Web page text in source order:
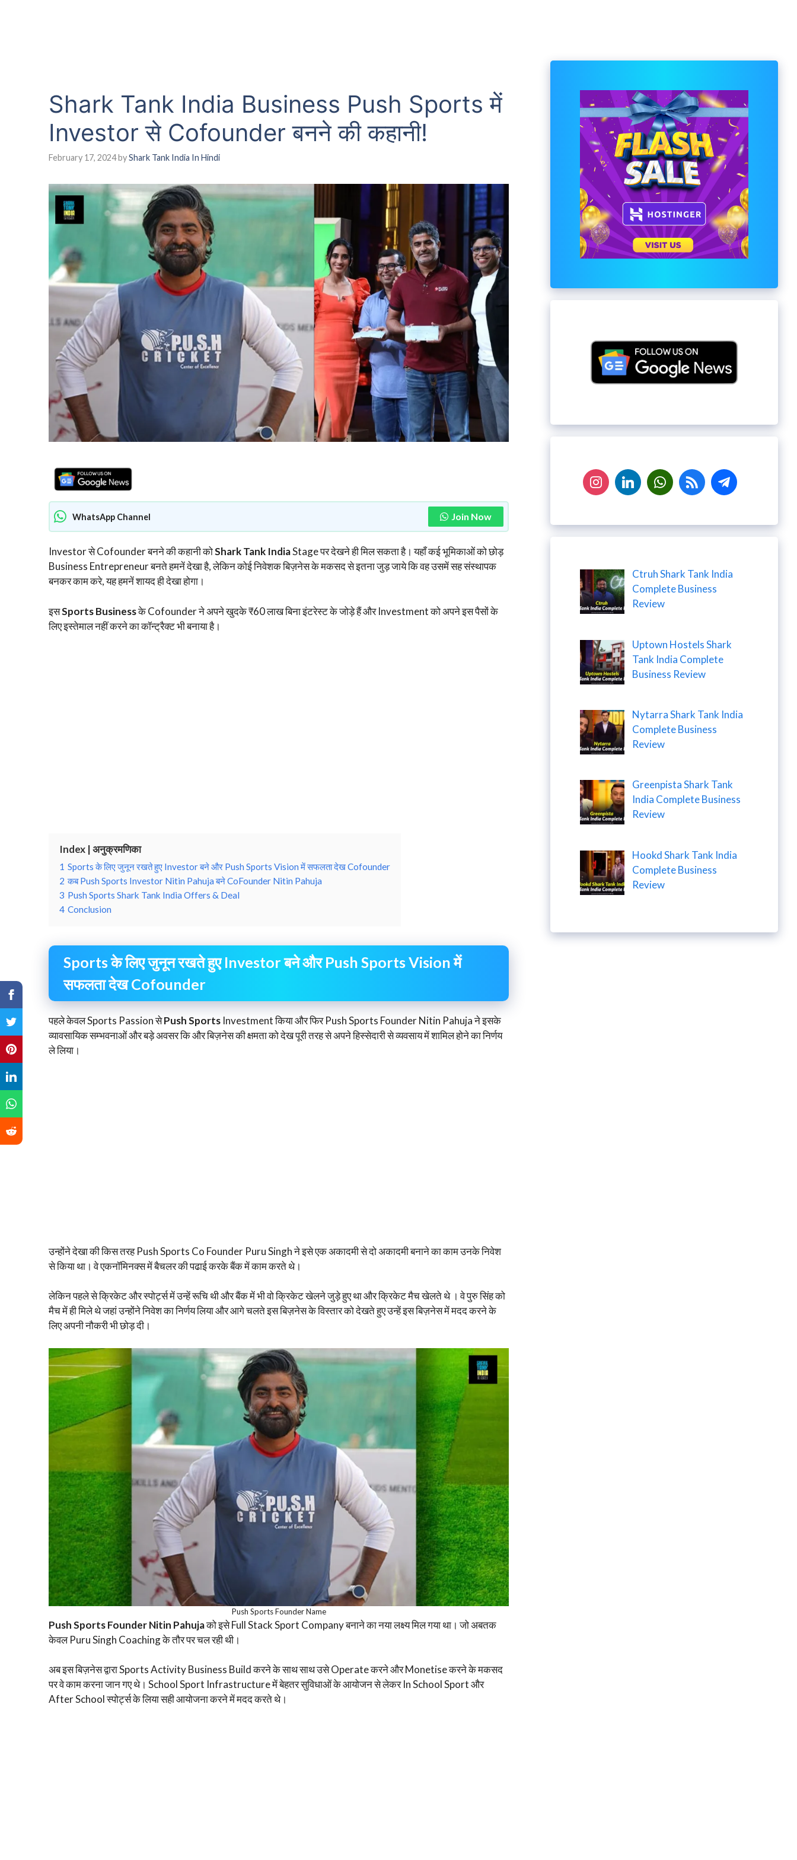
Shark Tank India Business Push Sports में
Investor से Cofounder बनने की कहानी!
February 17, 2024byShark Tank India In Hindi
WhatsApp Channel Join Now
Investor से Cofounder बनने की कहानी कोShark Tank IndiaStage पर देखने ही मिल सकता है। यहाँ कई भूमिकाओं को छोड़
Business Entrepreneur बनते हमनें देखा है, लेकिन कोई निवेशक बिज़नेस के मकसद से इतना जुड़ जाये कि वह उसमें सह संस्थापक
बनकर काम करे, यह हमनें शायद ही देखा होगा।
इसSports Businessके Cofounder ने अपने खुदके ₹60 लाख बिना इंटरेस्ट के जोड़े हैं और Investment को अपने इस पैसों के
लिए इस्तेमाल नहीं करने का कॉन्ट्रैक्ट भी बनाया है।
Index | अनुक्रमणिका
1 Sports के लिए जुनून रखते हुए Investor बने और Push Sports Vision में सफलता देख Cofounder
2 कब Push Sports Investor Nitin Pahuja बने CoFounder Nitin Pahuja
3 Push Sports Shark Tank India Offers & Deal
4 Conclusion
Sports के लिए जुनून रखते हुए Investor बने और Push Sports Vision में
सफलता देख Cofounder
पहले केवल Sports Passion सेPush Sports Investment किया और फिर Push Sports Founder Nitin Pahuja ने इसके
व्यावसायिक सम्भवनाओं और बड़े अवसर कि और बिज़नेस की क्षमता को देख पूरी तरह से अपने हिस्सेदारी से व्यवसाय में शामिल होने का निर्णय
ले लिया।
उन्होंने देखा की किस तरह Push Sports Co Founder Puru Singh ने इसे एक अकादमी से दो अकादमी बनाने का काम उनके निवेश
से किया था। वे एकनॉमिनक्स में बैचलर की पढाई करके बैंक में काम करते थे।
लेकिन पहले से क्रिकेट और स्पोर्ट्स में उन्हें रूचि थी और बैंक में भी वो क्रिकेट खेलने जुड़े हुए था और क्रिकेट मैच खेलते थे । वे पुरु सिंह को
मैच में ही मिले थे जहां उन्होंने निवेश का निर्णय लिया और आगे चलते इस बिज़नेस के विस्तार को देखते हुए उन्हें इस बिज़नेस में मदद करने के
लिए अपनी नौकरी भी छोड़ दी।
Push Sports Founder Name
Push Sports Founder Nitin Pahujaको इसे Full Stack Sport Company बनाने का नया लक्ष्य मिल गया था। जो अबतक
केवल Puru Singh Coaching के तौर पर चल रही थी।
अब इस बिज़नेस द्वारा Sports Activity Business Build करने के साथ साथ उसे Operate करने और Monetise करने के मकसद
पर वे काम करना जान गए थे। School Sport Infrastructure में बेहतर सुविधाओं के आयोजन से लेकर In School Sport और
After School स्पोर्ट्स के लिया सही आयोजना करने में मदद करते थे।
Ctruh Shark Tank India
Complete Business
Review
Uptown Hostels Shark
Tank India Complete
Business Review
Nytarra Shark Tank India
Complete Business
Review
Greenpista Shark Tank
India Complete Business
Review
Hookd Shark Tank India
Complete Business
Review